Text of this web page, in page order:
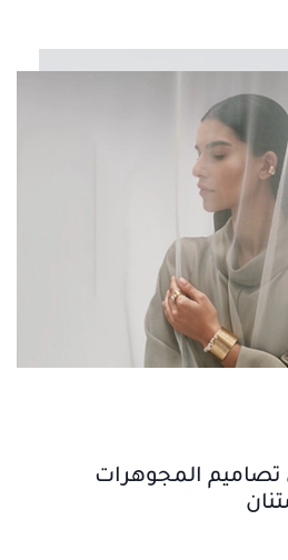
تصاميم المجوهرات